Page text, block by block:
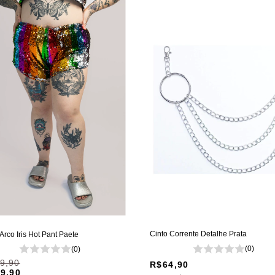
Iris Hot Pant Paete
(0)
Cinto Corrente Detalhe Prata
(0)
R$64,90